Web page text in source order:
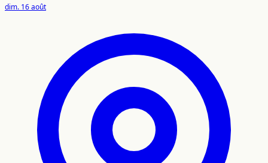
dim. 16 août